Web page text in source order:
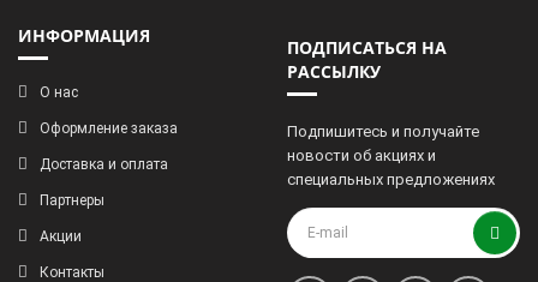
ИНФОРМАЦИЯ
О нас
Оформление заказа
Доставка и оплата
Партнеры
Акции
Контакты
ПОДПИСАТЬСЯ НА
РАССЫЛКУ
Подпишитесь и получайте
новости об акциях и
специальных предложениях